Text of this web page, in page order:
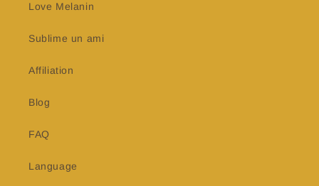
Love Melanin
Sublime un ami
Affiliation
Blog
FAQ
Language